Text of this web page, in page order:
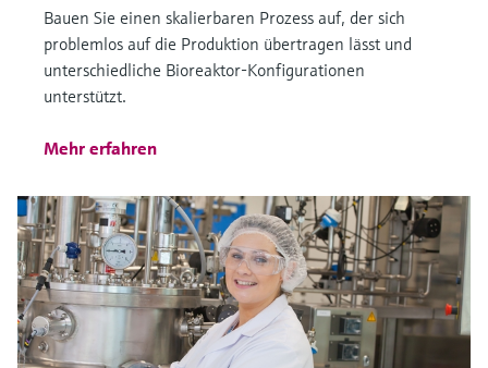
Bauen Sie einen skalierbaren Prozess auf, der sich
problemlos auf die Produktion übertragen lässt und
unterschiedliche Bioreaktor-Konfigurationen
unterstützt.
Mehr erfahren